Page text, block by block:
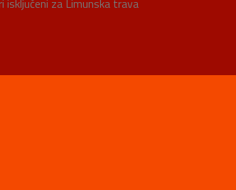
isključeni za Limunska trava